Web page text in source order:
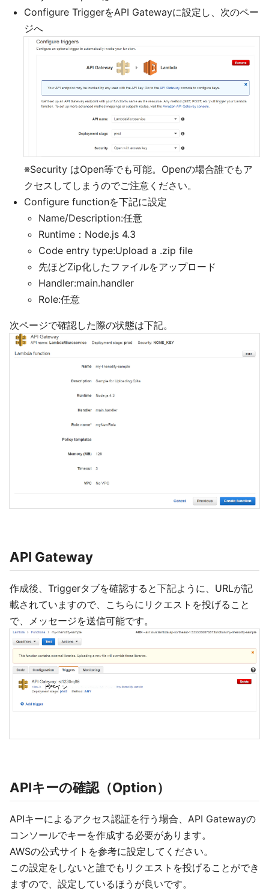
Configure TriggerをAPI Gatewayに設定し、次のペー
ジへ
※Security はOpen等でも可能。Openの場合誰でもア
クセスしてしまうのでご注意ください。
Configure functionを下記に設定
Name/Description:任意
Runtime：Node.js 4.3
Code entry type:Upload a .zip file
先ほどZip化したファイルをアップロード
Handler:main.handler
Role:任意
次ページで確認した際の状態は下記。
API Gateway
作成後、Triggerタブを確認すると下記ように、URLが記
載されていますので、こちらにリクエストを投げること
で、メッセージを送信可能です。
APIキーの確認（Option）
APIキーによるアクセス認証を行う場合、API Gatewayの
コンソールでキーを作成する必要があります。
AWSの公式サイトを参考に設定してください。
この設定をしないと誰でもリクエストを投げることができ
ますので、設定しているほうが良いです。